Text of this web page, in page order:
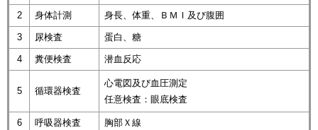
2 身体計測 身長、体重、ＢＭＩ及び腹囲
3 尿検査 蛋白、糖
4 糞便検査 潜血反応
5 循環器検査
心電図及び血圧測定
任意検査：眼底検査
6 呼吸器検査 胸部Ｘ線